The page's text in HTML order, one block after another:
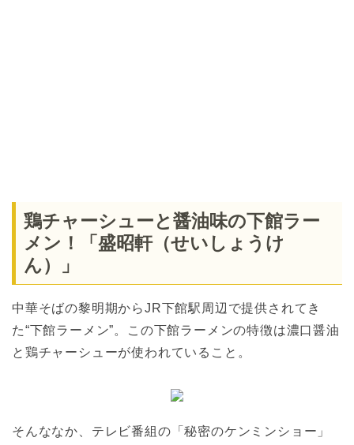
鶏チャーシューと醤油味の下館ラー
メン！「盛昭軒（せいしょうけ
ん）」
中華そばの黎明期からJR下館駅周辺で提供されてき
た“下館ラーメン”。この下館ラーメンの特徴は濃口醤油
と鶏チャーシューが使われていること。
そんななか、テレビ番組の「秘密のケンミンショー」